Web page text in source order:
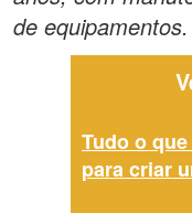
de
Tudo o
para criar